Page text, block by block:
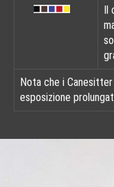
Nota che i
esposizione